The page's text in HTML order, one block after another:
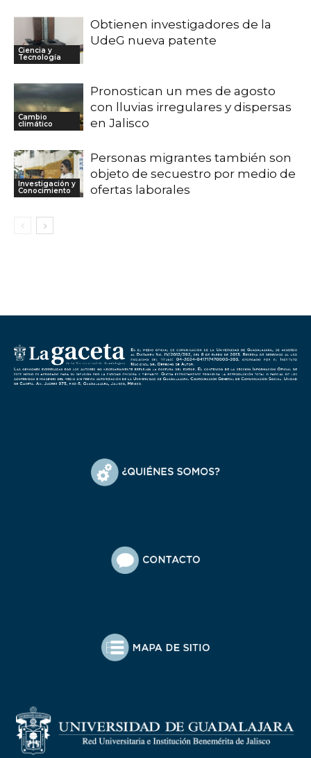
Ciencia y
Tecnología
Obtienen investigadores de la
UdeG nueva patente
Cambio
climático
Pronostican un mes de agosto
con lluvias irregulares y dispersas
en Jalisco
Investigación y
Conocimiento
Personas migrantes también son
objeto de secuestro por medio de
ofertas laborales